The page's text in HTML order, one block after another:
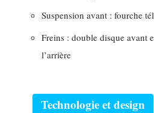
Suspension avant : fourche
Freins : double disque avant
l’arrière
Technologie et design